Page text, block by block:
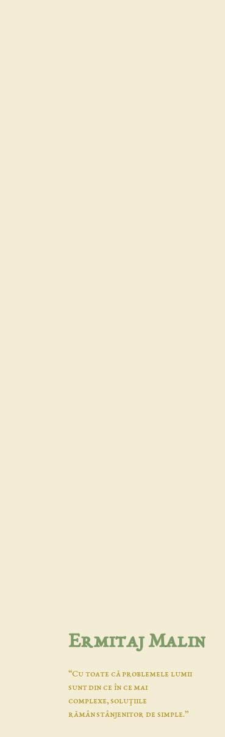
Ermitaj Malin
“Cu toate că problemele lumii
sunt din ce în ce mai
complexe, soluţiile
rămân stânjenitor de simple.”